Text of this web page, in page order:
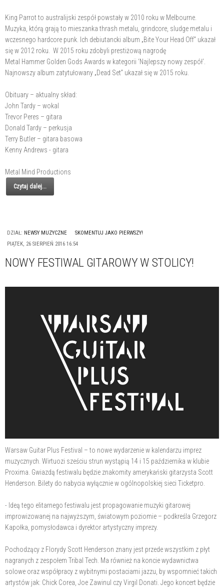
King Parrot to australijski zespół powstały w 2010 roku w Melbourne.
Muzyka, którą grają to mieszanka thrash metalu, grindcore, sludge metalu i
wczesnego hardcore punk. Ich debiutancki album „Bite Your Head Off” ukazał
się w 2012 roku. W 2015 roku zdobyli prestiżową nagrodę
Metal Hammer Golden Gods Awards w kategorii ‘Najlepszy nowy zespół’.
Najnowszy album zatytułowany „Dead Set” ukazał się w 2015 roku.
Obituary – aktualny skład:
John Tardy – wokal
Trevor Peres – gitara
Donald Tardy – perkusja
Terry Butler – gitara basowa
Kenny Andrews - gitara
Metal Mind Productions
Czytaj dalej...
DZIAŁ: NEWSY MUZYCZNE
SKOMENTUJ JAKO PIERWSZY!
PIĄTEK, 26 SIERPIEŃ 2016 16:54
NOWY FESTIWAL GITAROWY W STOLICY!
Warsaw Guitar Plus Festival – to nowe wydarzenie w kalendarzu imprez
muzycznych. Wirtuozi sześciu strun wystąpią 14 i 15 października w klubie
Proxima. Gwiazdą festiwalu będzie znakomity amerykański gitarzysta Scott
Henderson. Bilety do nabycia wyłącznie w ogólnopolskiej sieci Ticketpro.
- Ideą tego elitarnego festiwalu jest propagowanie muzyki gitarowej
improwizowanej na najwyższym, światowym poziomie – podkreśla Grzegorz
Kapołka, pomysłodawca i dyrektor artystyczny imprezy.
Pochodzący z Florydy Scott Henderson znany jest przede wszystkim z płyt
nagranych z zespołem Tribal Tech. Ma również na koncie wydawnictwa
solowe oraz współpracy z wybitnymi postaciami jazzu, by wspomnieć takich
artystów jak: Chick Corea, Joe Zawinul czy Virgil Donati. Jego koncert będzie